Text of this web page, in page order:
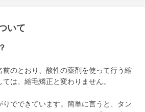
いて
前のとおり、酸性の薬剤を使って行う縮
は、縮毛矯正と変わりません。
でできています。簡単に言うと、タン